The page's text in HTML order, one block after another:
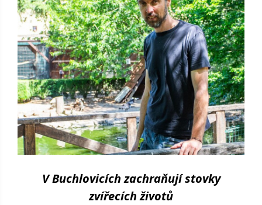
V Buchlovicích zachraňují stovky
zvířecích životů